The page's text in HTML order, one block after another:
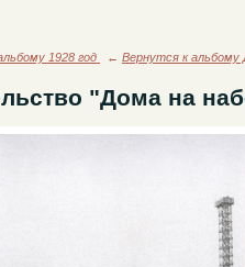
1928 год ← Вернутся к
"Дома на